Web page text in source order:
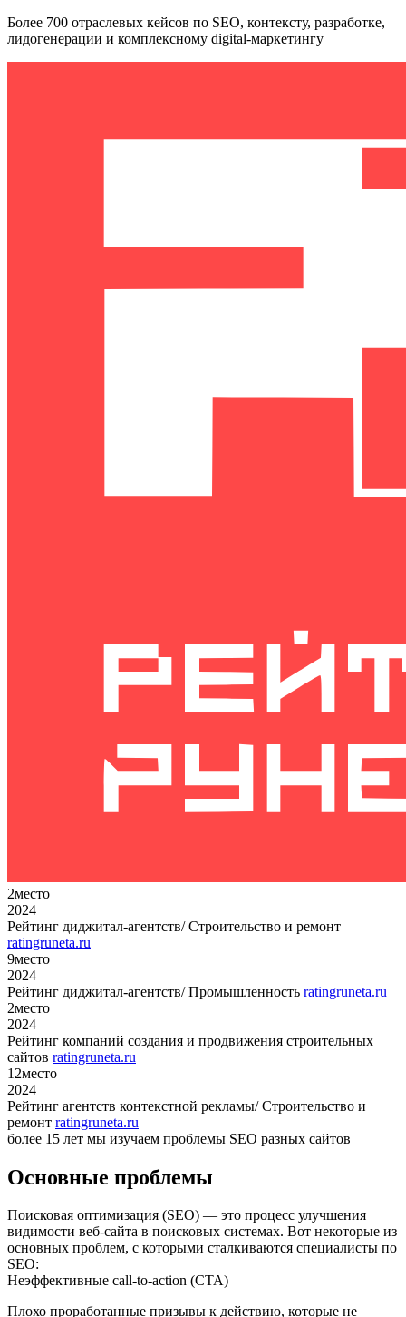
Более 700 отраслевых кейсов по SEO, контексту, разработке,
лидогенерации и комплексному digital-маркетингу
2место
2024
Рейтинг диджитал-агентств/ Строительство и ремонт
ratingruneta.ru
9место
2024
Рейтинг диджитал-агентств/ Промышленность ratingruneta.ru
2место
2024
Рейтинг компаний создания и продвижения строительных
сайтов ratingruneta.ru
12место
2024
Рейтинг агентств контекстной рекламы/ Строительство и
ремонт ratingruneta.ru
более 15 лет мы изучаем проблемы SEO разных сайтов
Основные проблемы
Поисковая оптимизация (SEO) — это процесс улучшения
видимости веб-сайта в поисковых системах. Вот некоторые из
основных проблем, с которыми сталкиваются специалисты по
SEO:
Неэффективные call-to-action (CTA)
Плохо проработанные призывы к действию, которые не